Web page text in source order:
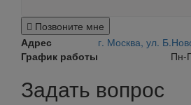
Позвоните мне
Адрес
г. Москва, ул.
График работы
Пн-
Задать вопрос